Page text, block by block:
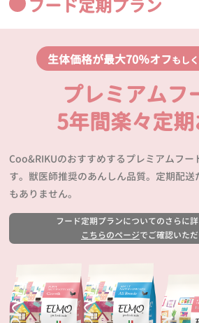
フード定期プラン
生体価格が最大70％オフもし
プレミアムフ
5年間楽々定
Coo&RIKUのおすすめするプレミアムフー
す。獣医師推奨のあんしん品質。定期配
もありません。
フード定期プランについてのさらに詳
こちらのページでご確認いただ